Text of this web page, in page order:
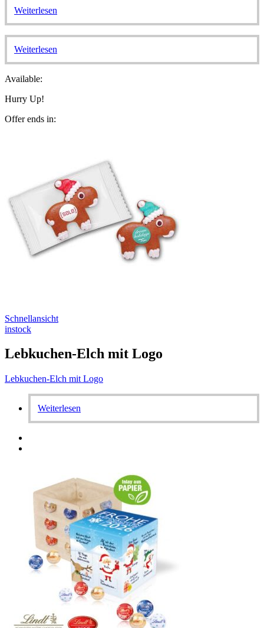
Weiterlesen
Weiterlesen
Available:
Hurry Up!
Offer ends in:
Schnellansicht
instock
Lebkuchen-Elch mit Logo
Lebkuchen-Elch mit Logo
Weiterlesen